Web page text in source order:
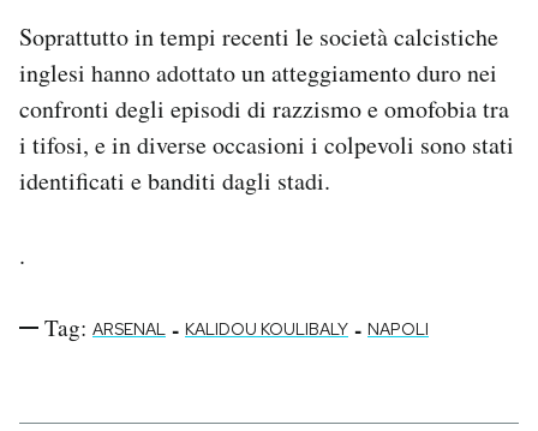
Soprattutto in tempi recenti le società calcistiche
inglesi hanno adottato un atteggiamento duro nei
confronti degli episodi di razzismo e omofobia tra
i tifosi, e in diverse occasioni i colpevoli sono stati
identificati e banditi dagli stadi.
.
Tag: ARSENAL - KALIDOU KOULIBALY - NAPOLI